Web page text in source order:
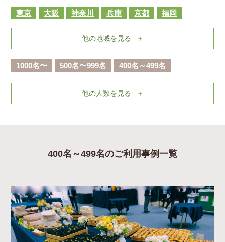
東京 大阪 神奈川 兵庫 京都 福岡
他の地域を見る
1000名〜 500名〜999名 400名～499名
他の人数を見る
400名～499名のご利用事例一覧